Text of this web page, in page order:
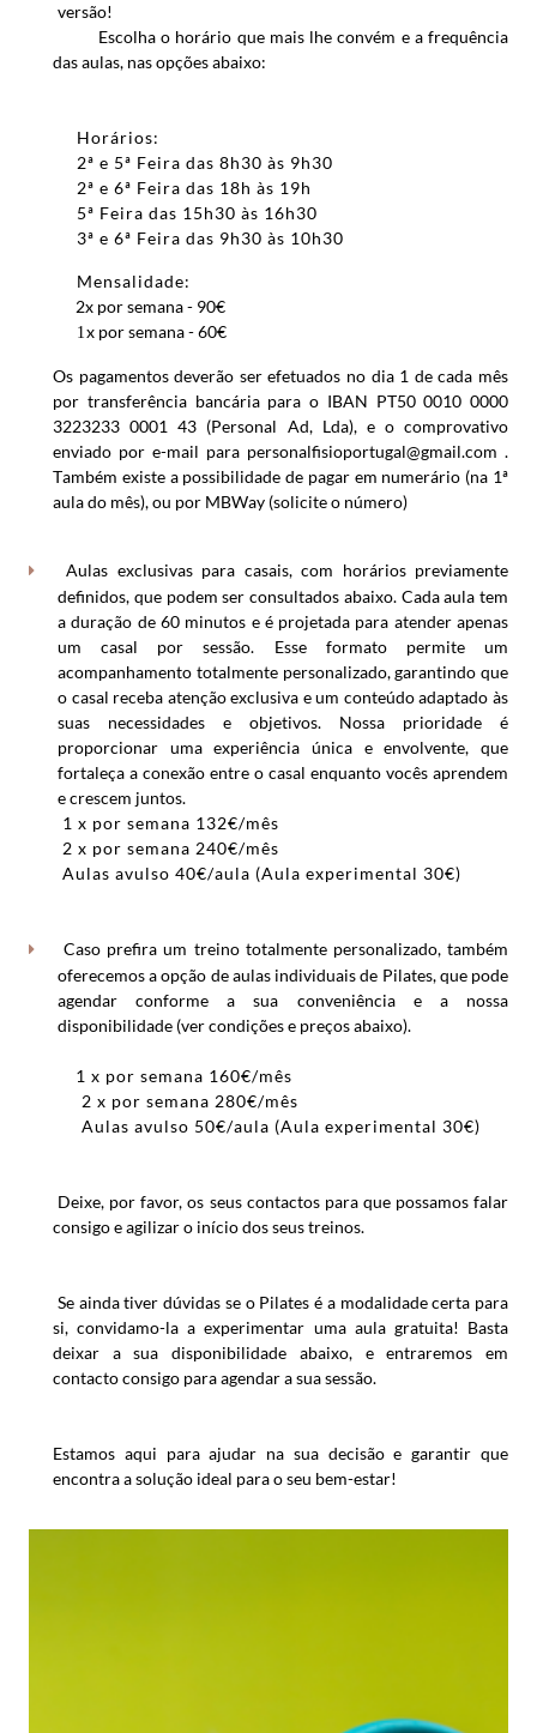
versão!
Escolha o horário que mais lhe convém e a frequência
das aulas, nas opções abaixo:
Horários:
2ª e 5ª Feira das 8h30 às 9h30
2ª e 6ª Feira das 18h às 19h
5ª Feira das 15h30 às 16h30
3ª e 6ª Feira das 9h30 às 10h30
Mensalidade:
2x por semana - 90€
1x por semana - 60€
Os pagamentos deverão ser efetuados no dia 1 de cada mês
por transferência bancária para o IBAN PT50 0010 0000
3223233 0001 43 (Personal Ad, Lda), e o comprovativo
enviado por e-mail para personalfisioportugal@gmail.com .
Também existe a possibilidade de pagar em numerário (na 1ª
aula do mês), ou por MBWay (solicite o número)
Aulas exclusivas para casais, com horários previamente
definidos, que podem ser consultados abaixo. Cada aula tem
a duração de 60 minutos e é projetada para atender apenas
um casal por sessão. Esse formato permite um
acompanhamento totalmente personalizado, garantindo que
o casal receba atenção exclusiva e um conteúdo adaptado às
suas necessidades e objetivos. Nossa prioridade é
proporcionar uma experiência única e envolvente, que
fortaleça a conexão entre o casal enquanto vocês aprendem
e crescem juntos.
1 x por semana 132€/mês
2 x por semana 240€/mês
Aulas avulso 40€/aula (Aula experimental 30€)
Caso prefira um treino totalmente personalizado, também
oferecemos a opção de aulas individuais de Pilates, que pode
agendar conforme a sua conveniência e a nossa
disponibilidade (ver condições e preços abaixo).
1 x por semana 160€/mês
2 x por semana 280€/mês
Aulas avulso 50€/aula (Aula experimental 30€)
Deixe, por favor, os seus contactos para que possamos falar
consigo e agilizar o início dos seus treinos.
Se ainda tiver dúvidas se o Pilates é a modalidade certa para
si, convidamo-la a experimentar uma aula gratuita! Basta
deixar a sua disponibilidade abaixo, e entraremos em
contacto consigo para agendar a sua sessão.
Estamos aqui para ajudar na sua decisão e garantir que
encontra a solução ideal para o seu bem-estar!